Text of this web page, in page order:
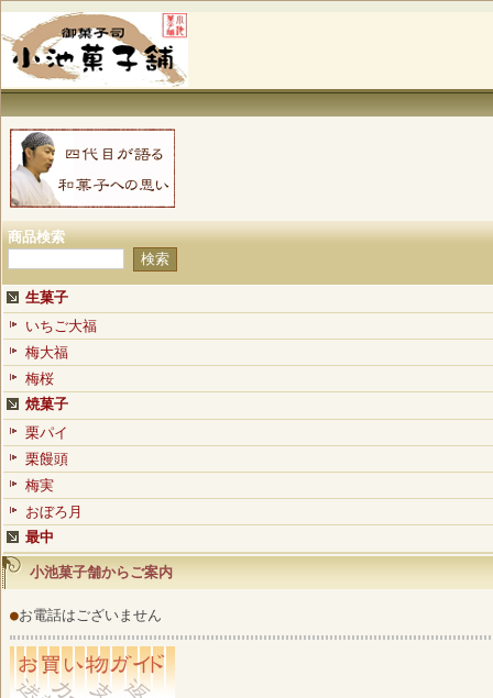
商品検索
生菓子
いちご大福
梅大福
梅桜
焼菓子
栗パイ
栗饅頭
梅実
おぼろ月
最中
小池菓子舗からご案内
●お電話はございません